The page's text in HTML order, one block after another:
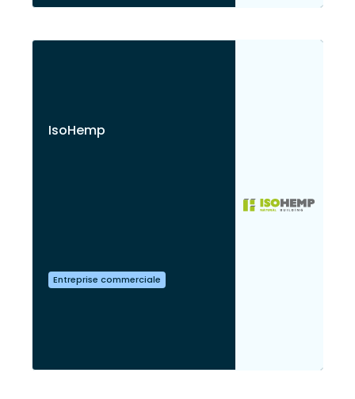
IsoHemp
Entreprise commerciale